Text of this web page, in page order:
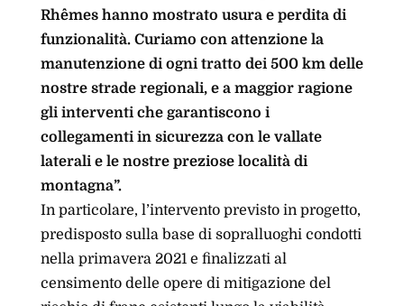
Rhêmes hanno mostrato usura e perdita di
funzionalità. Curiamo con attenzione la
manutenzione di ogni tratto dei 500 km delle
nostre strade regionali, e a maggior ragione
gli interventi che garantiscono i
collegamenti in sicurezza con le vallate
laterali e le nostre preziose località di
montagna”.
In particolare, l’intervento previsto in progetto,
predisposto sulla base di sopralluoghi condotti
nella primavera 2021 e finalizzati al
censimento delle opere di mitigazione del